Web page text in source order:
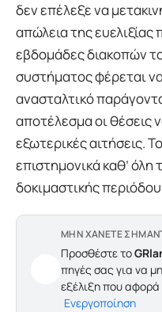
δεν επέλεξε να
απώλεια της
εβδομάδες διακοπών
συστήματος φέρεται
ανασταλτικό
αποτέλεσμα οι θέσεις
εξωτερικές αιτήσεις.
επιστημονικά καθ’ όλη
δοκιμαστικής
ΜΗΝ ΧΑΝΕΤΕ
Προσθέστε το
πηγές σας για να
εξέλιξη που αφορά
Ενεργοποίηση